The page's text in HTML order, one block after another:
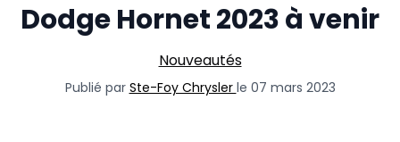
Dodge Hornet 2023 à venir
Nouveautés
Publié par Ste-Foy Chrysler le 07 mars 2023